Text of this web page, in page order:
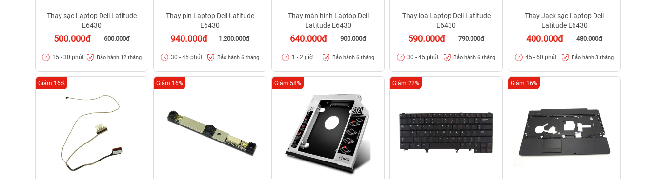
Thay sạc Laptop Dell Latitude
E6430
500.000đ 600.000đ
15 - 30 phút Bảo hành 12 tháng
Thay pin Laptop Dell Latitude
E6430
940.000đ 1.200.000đ
30 - 45 phút Bảo hành 6 tháng
Thay màn hình Laptop Dell
Latitude E6430
640.000đ 900.000đ
1 - 2 giờ Bảo hành 6 tháng
Thay loa Laptop Dell Latitude
E6430
590.000đ 790.000đ
30 - 45 phút Bảo hành 6 tháng
Thay Jack sạc Laptop Dell
Latitude E6430
400.000đ 480.000đ
45 - 60 phút Bảo hành 3 tháng
Giảm 16% Giảm 16% Giảm 58% Giảm 22% Giảm 16%